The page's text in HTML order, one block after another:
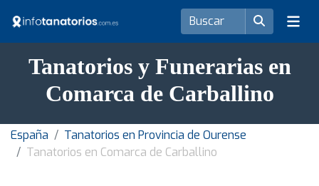
Tanatorios y Funerarias en
Comarca de Carballino
España
Tanatorios en Provincia de Ourense
Tanatorios en Comarca de Carballino